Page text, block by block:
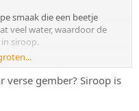
smaak die een beetje
veel water, waardoor de
siroop.
dan verse gember. In
gembersmaak. Het is
de scherpe randjes van de
of honing.
verse gember? Siroop is